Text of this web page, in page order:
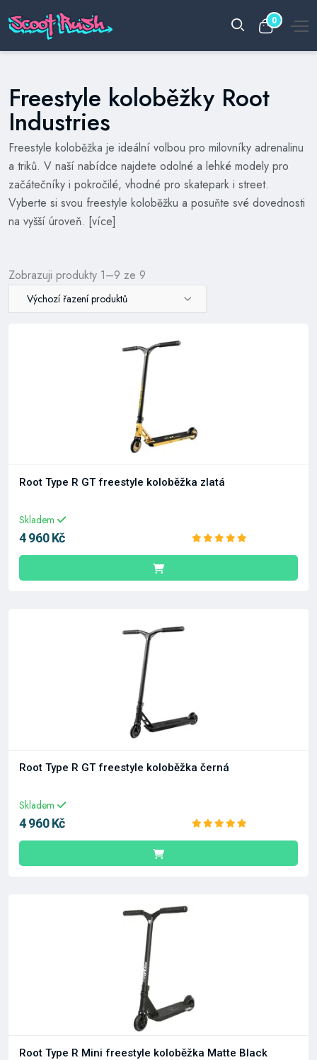
0
Freestyle koloběžky Root
Industries
​Freestyle koloběžka je ideální volbou pro milovníky adrenalinu
a triků. V naší nabídce najdete odolné a lehké modely pro
začátečníky i pokročilé, vhodné pro skatepark i street.
Vyberte si svou freestyle koloběžku a posuňte své dovednosti
na vyšší úroveň. [více]
Zobrazuji produkty 1–9 ze 9
Výchozí řazení produktů
Root Type R GT freestyle koloběžka zlatá
Skladem
4 960 Kč
Root Type R GT freestyle koloběžka černá
Skladem
4 960 Kč
Root Type R Mini freestyle koloběžka Matte Black